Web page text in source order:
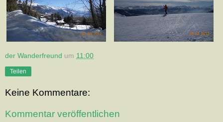
der Wanderfreund um 11:00
Teilen
Keine Kommentare:
Kommentar veröffentlichen